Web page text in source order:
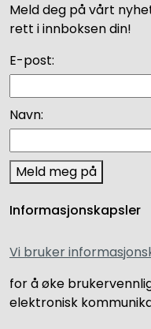
Meld deg på vårt
rett i innboksen din!
E-post:
Navn:
Meld meg på
Informasjonskapsler
Vi bruker
for å øke
elektronisk